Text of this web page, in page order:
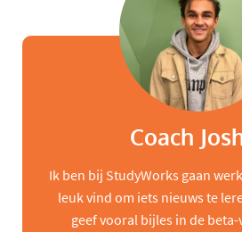
Coach
Ik ben bij StudyWorks gaan
leuk vind om iets nieuws te
geef vooral bijles in de